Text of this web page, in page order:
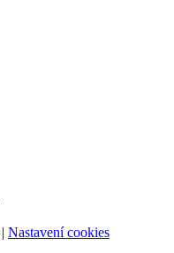
| Nastavení cookies